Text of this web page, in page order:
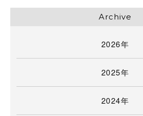
Archive
2026年
2025年
2024年